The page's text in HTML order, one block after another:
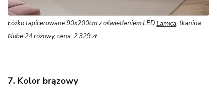
Łóżko tapicerowane 90x200cm z oświetleniem LEDLamica, tkanina
Nube 24 różowy, cena: 2 329 zł
7. Kolor brązowy